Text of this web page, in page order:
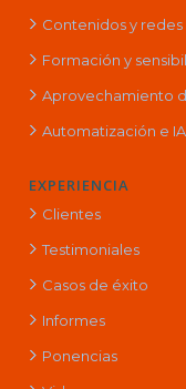
Contenidos y redes
Formación y
Aprovechamiento
Automatización e IA
EXPERIENCIA
Clientes
Testimoniales
Casos de éxito
Informes
Ponencias